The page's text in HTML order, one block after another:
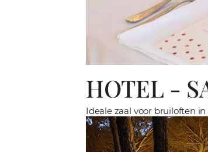
HOTEL -
Ideale zaal voor bruiloften in